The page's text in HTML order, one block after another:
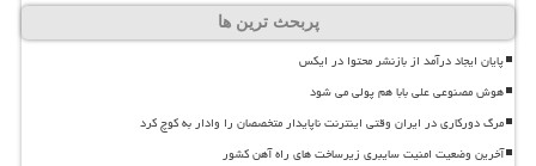
پربحث ترین ها
پایان ایجاد درآمد از بازنشر محتوا در ایکس
هوش مصنوعی علی بابا هم پولی می شود
مرگ دورکاری در ایران وقتی اینترنت ناپایدار متخصصان را وادار به کوچ کرد
آخرین وضعیت امنیت سایبری زیرساخت های راه آهن کشور